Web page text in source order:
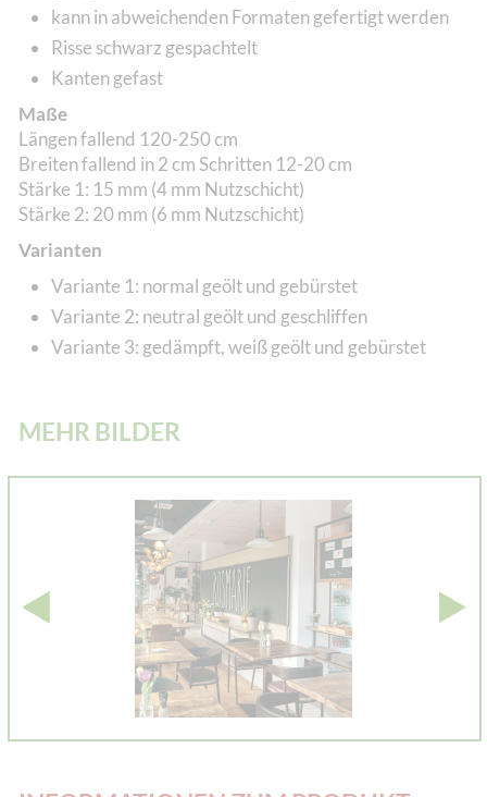
kann in abweichenden Formaten gefertigt werden
Risse schwarz gespachtelt
Kanten gefast
Maße
Längen fallend 120-250 cm
Breiten fallend in 2 cm Schritten 12-20 cm
Stärke 1: 15 mm (4 mm Nutzschicht)
Stärke 2: 20 mm (6 mm Nutzschicht)
Varianten
Variante 1: normal geölt und gebürstet
Variante 2: neutral geölt und geschliffen
Variante 3: gedämpft, weiß geölt und gebürstet
MEHR BILDER